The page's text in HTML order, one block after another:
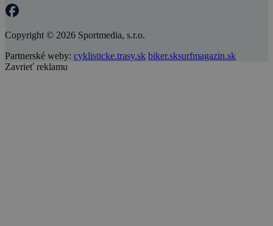
Copyright © 2026 Sportmedia, s.r.o.
Partnerské weby: cyklisticke.trasy.sk biker.sksurfmagazin.sk
Zavrieť reklamu